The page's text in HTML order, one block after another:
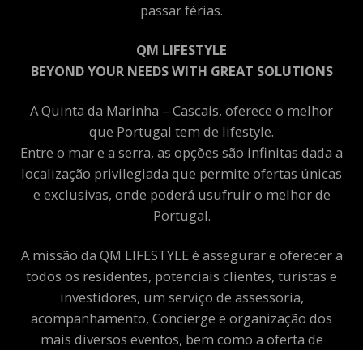
passar férias.
QM LIFESTYLE
BEYOND YOUR NEEDS WITH GREAT SOLUTIONS
A Quinta da Marinha – Cascais, oferece o melhor
que Portugal tem de lifestyle.
Entre o mar e a serra, as opções são infinitas dada a
localização privilegiada que permite ofertas únicas
e exclusivas, onde poderá usufruir o melhor de
Portugal.
A missão da QM LIFESTYLE é assegurar e oferecer a
todos os residentes, potenciais clientes, turistas e
investidores, um serviço de assessoria,
acompanhamento, Concierge e organização dos
mais diversos eventos, bem como a oferta de